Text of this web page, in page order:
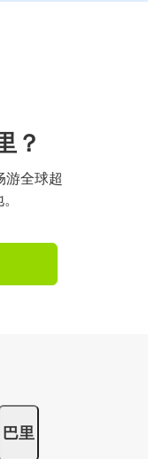
？
游全球超
巴里